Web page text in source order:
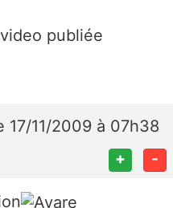
publiée
17/11/2009 à 07h38
+ -